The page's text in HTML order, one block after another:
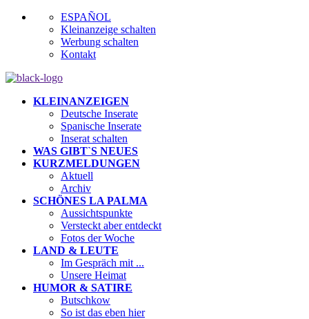
ESPAÑOL
Kleinanzeige schalten
Werbung schalten
Kontakt
KLEINANZEIGEN
Deutsche Inserate
Spanische Inserate
Inserat schalten
WAS GIBT`S NEUES
KURZMELDUNGEN
Aktuell
Archiv
SCHÖNES LA PALMA
Aussichtspunkte
Versteckt aber entdeckt
Fotos der Woche
LAND & LEUTE
Im Gespräch mit ...
Unsere Heimat
HUMOR & SATIRE
Butschkow
So ist das eben hier